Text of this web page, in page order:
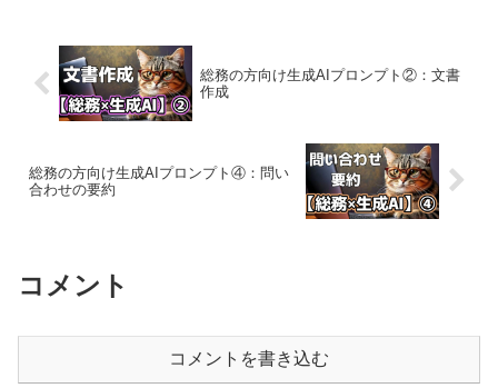
総務の方向け生成AIプロンプト②：文書
作成
総務の方向け生成AIプロンプト④：問い
合わせの要約
コメント
コメントを書き込む